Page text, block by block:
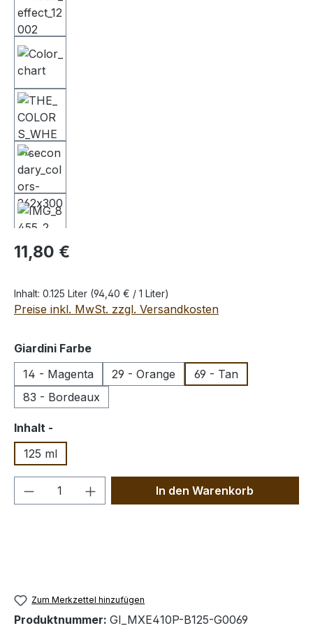
Regulärer Preis:
11,80 €
Inhalt: 0.125 Liter (94,40 € / 1 Liter)
Preise inkl. MwSt. zzgl. Versandkosten
Giardini Farbeauswählen
14 - Magenta
29 - Orange
69 - Tan
83 - Bordeaux
Inhalt -
125 ml
Produkt Anzahl: Gib denIn den Warenkorb
Zum Merkzettel hinzufügen
Produktnummer: GI_MXE410P-B125-G0069